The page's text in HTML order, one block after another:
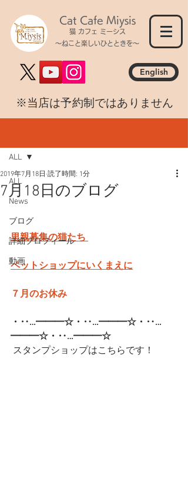
Cat Cafe Miysis
猫 カフェ ミーシス
～ねこと楽しいひとときを～
English
​※当店は予約制ではありません
ALL
News
ブログ
詳細プロフィール
動画
ALL
7月18日のブログ
2019年7月18日 読了時間: 1分
里親募集の猫たち
ペットショップにいくまえに
７月のお休み
・‥…━━━☆・‥…━━━☆・‥…
━━━☆・‥…━━━☆
スタンプショップはこちらです！